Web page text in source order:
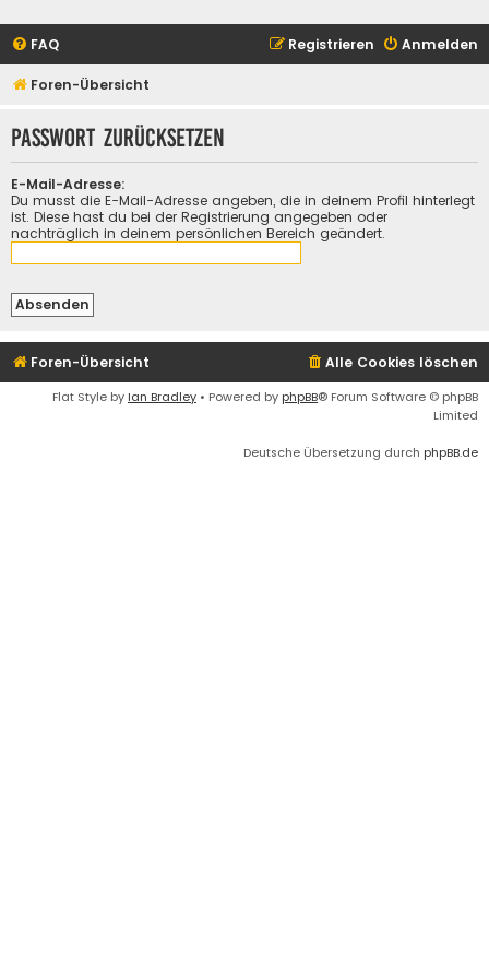
FAQ Anmelden
Registrieren
Foren-Übersicht
Passwort zurücksetzen
E-Mail-Adresse:
Du musst die E-Mail-Adresse angeben, die in deinem Profil hinterlegt
ist. Diese hast du bei der Registrierung angegeben oder
nachträglich in deinem persönlichen Bereich geändert.
Foren-Übersicht Alle Cookies löschen
Flat Style by Ian Bradley • Powered by phpBB® Forum Software © phpBB
Limited
Deutsche Übersetzung durch phpBB.de